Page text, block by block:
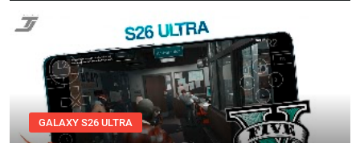
GALAXY S26 ULTRA